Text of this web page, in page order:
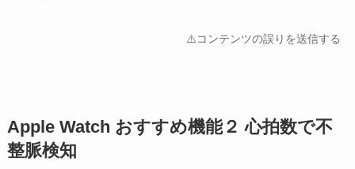
⚠️コンテンツの誤りを送信する
Apple Watch おすすめ機能２ 心拍数で不
整脈検知